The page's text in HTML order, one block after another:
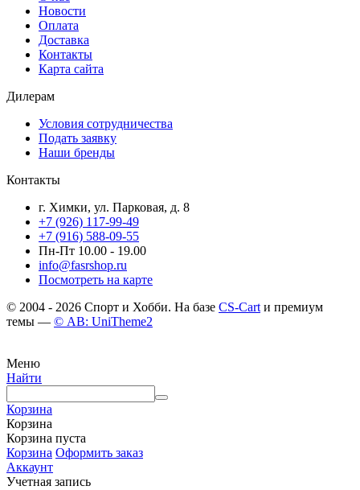
Новости
Оплата
Доставка
Контакты
Карта сайта
Дилерам
Условия сотрудничества
Подать заявку
Наши бренды
Контакты
г. Химки, ул. Парковая, д. 8
+7 (926) 117-99-49
+7 (916) 588-09-55
Пн-Пт 10.00 - 19.00
info@fasrshop.ru
Посмотреть на карте
© 2004 - 2026 Спорт и Хобби. На базе CS-Cart и премиум
темы — © AB: UniTheme2
Меню
Найти
Корзина
Корзина
Корзина пуста
Корзина Оформить заказ
Аккаунт
Учетная запись